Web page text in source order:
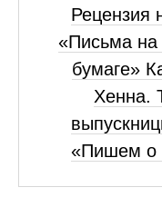
Рецензия
«Письма
бумаге»
Хенна.
«Пишем о